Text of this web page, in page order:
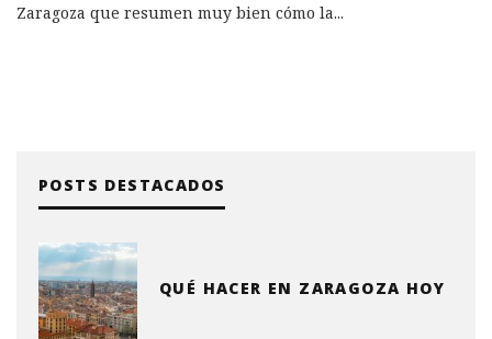
Zaragoza que resumen muy bien cómo la...
POSTS DESTACADOS
QUÉ HACER EN ZARAGOZA HOY